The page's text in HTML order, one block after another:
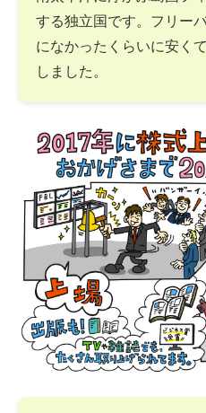
する独立国です。フリー
になかったくらいに安く
しました。